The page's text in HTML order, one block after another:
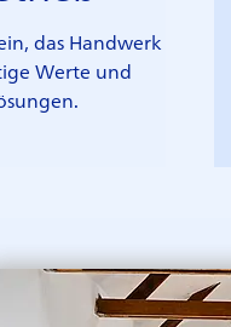
das Handwerk
Werte und